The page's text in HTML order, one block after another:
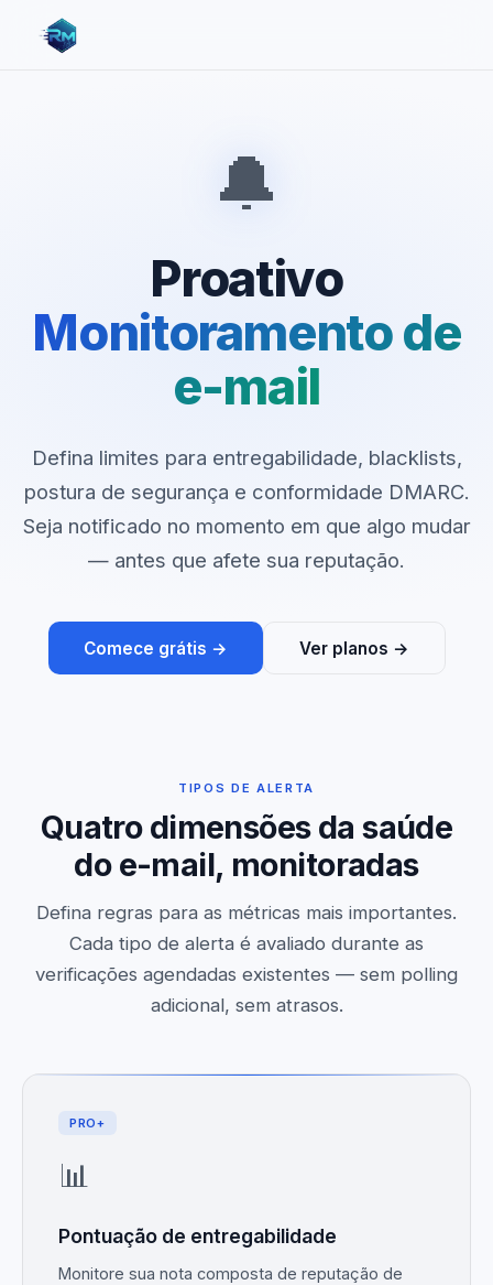
🔔
Proativo
Monitoramento de
e-mail
Defina limites para entregabilidade, blacklists,
postura de segurança e conformidade DMARC.
Seja notificado no momento em que algo mudar
— antes que afete sua reputação.
Comece grátis → Ver planos →
TIPOS DE ALERTA
Quatro dimensões da saúde
do e-mail, monitoradas
Defina regras para as métricas mais importantes.
Cada tipo de alerta é avaliado durante as
verificações agendadas existentes — sem polling
adicional, sem atrasos.
PRO+
📊
Pontuação de entregabilidade
Monitore sua nota composta de reputação de